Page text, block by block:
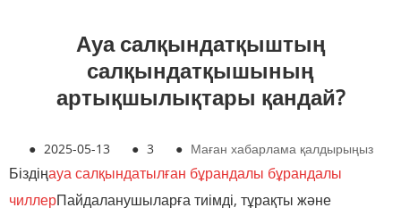
Ауа салқындатқыштың
салқындатқышының
артықшылықтары қандай?
● 2025-05-13 ● 3 ● Маған хабарлама қалдырыңыз
Біздіңауа салқындатылған бұрандалы бұрандалы
чиллерПайдаланушыларға тиімді, тұрақты және